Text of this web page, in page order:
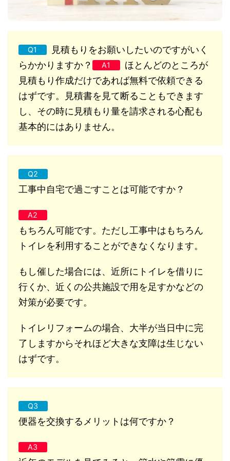
Q1
見積もりをお願いしたいのですがいく
らかかりますか？
A1
ほとんどのところが
見積もり作成だけであれば無料で依頼できる
はずです。見積書を見て断ることもできます
し、その時に見積もり量を請求される心配も
基本的にはありません。
Q2
工事中自宅で過ごすことは可能ですか？
A2
もちろん可能です。ただし工事中はもちろん
トイレを利用することができなくなります。
もし催した場合には、近所にトイレを借りに
行くか、近くの公共施設で用を足すかなどの
対策が必要です。
トイレリフォームの場合、大半が当日中に完
了しますからそれほど大きな支障は生じない
はずです。
Q3
便器を交換するメリットは何ですか？
A3